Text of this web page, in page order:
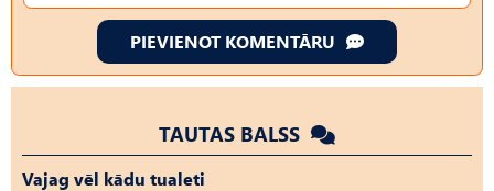
PIEVIENOT KOMENTĀRU
TAUTAS BALSS
Vajag vēl kādu tualeti